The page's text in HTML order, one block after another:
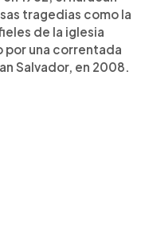
tragedias como la
de la iglesia
por una correntada
Salvador, en 2008.